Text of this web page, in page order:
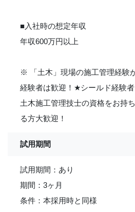
■入社時の想定年収
年収600万円以上
※ 「土木」現場の施工管理経験
経験者は歓迎！ ★シールド経験
土木施工管理技士の資格をお持
る方大歓迎！
試用期間
試用期間：あり
期間：3ヶ月
条件：本採用時と同様